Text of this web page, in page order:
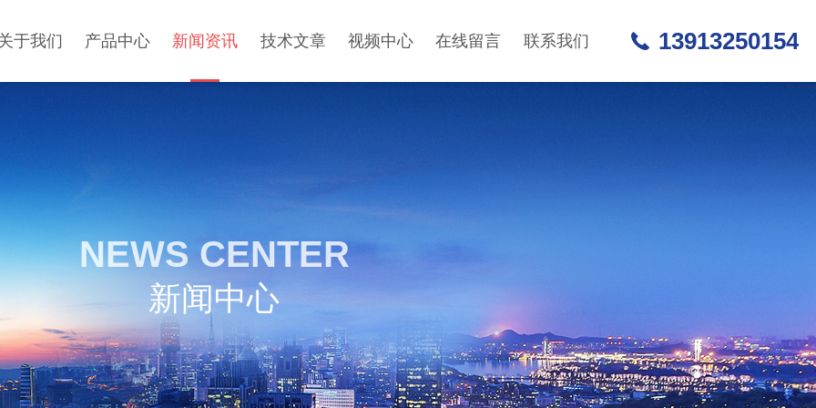
于我们 产品中心 新闻资讯 技术文章 视频中心 在线留言 联系我们 13913250154
NEWS CENTER
新闻中心